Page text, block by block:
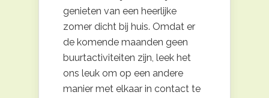
genieten van een heerlijke
zomer dicht bij huis. Omdat er
de komende maanden geen
buurtactiviteiten zijn, leek het
ons leuk om op een andere
manier met elkaar in contact te